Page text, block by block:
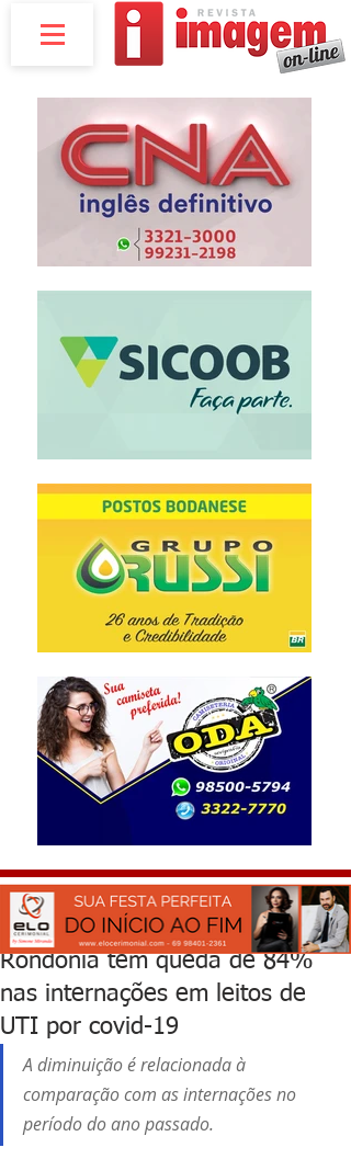
Rondônia tem queda de 84%
nas internações em leitos de
UTI por covid-19
A diminuição é relacionada à
comparação com as internações no
período do ano passado.